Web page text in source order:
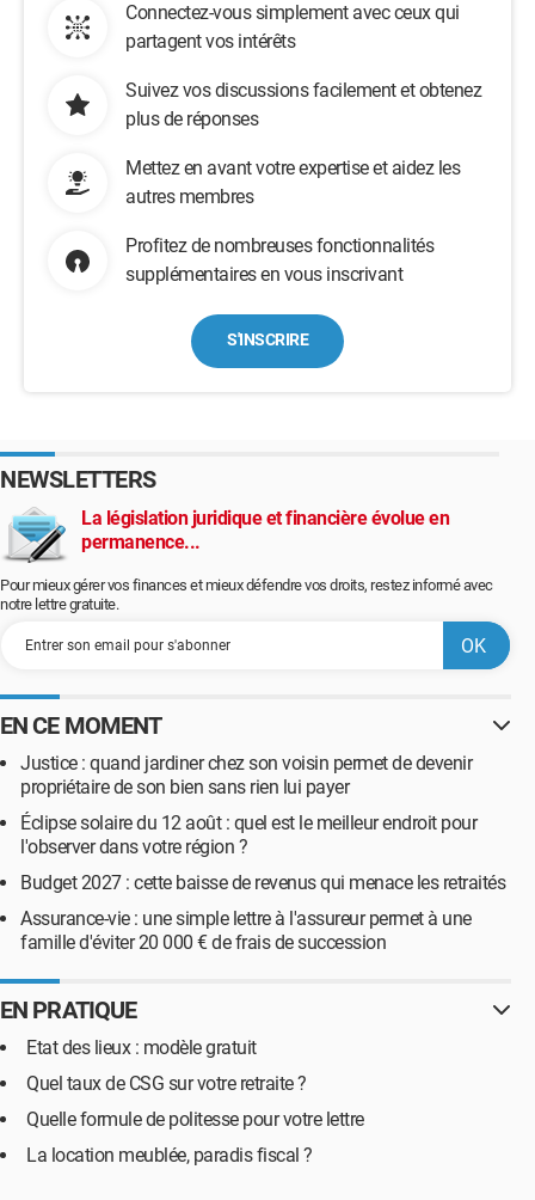
Connectez-vous simplement avec ceux qui
partagent vos intérêts
Suivez vos discussions facilement et obtenez
plus de réponses
Mettez en avant votre expertise et aidez les
autres membres
Profitez de nombreuses fonctionnalités
supplémentaires en vous inscrivant
S'INSCRIRE
NEWSLETTERS
La législation juridique et financière évolue en
permanence...
Pour mieux gérer vos finances et mieux défendre vos droits, restez informé avec
notre lettre gratuite.
EN CE MOMENT
Justice : quand jardiner chez son voisin permet de devenir
propriétaire de son bien sans rien lui payer
Éclipse solaire du 12 août : quel est le meilleur endroit pour
l'observer dans votre région ?
Budget 2027 : cette baisse de revenus qui menace les retraités
Assurance-vie : une simple lettre à l'assureur permet à une
famille d'éviter 20 000 € de frais de succession
EN PRATIQUE
Etat des lieux : modèle gratuit
Quel taux de CSG sur votre retraite ?
Quelle formule de politesse pour votre lettre
La location meublée, paradis fiscal ?